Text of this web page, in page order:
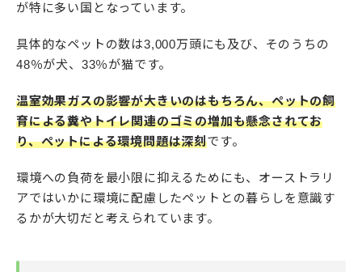
が特に多い国となっています。
具体的なペットの数は3,000万頭にも及び、そのうちの
48％が犬、33％が猫です。
温室効果ガスの影響が大きいのはもちろん、ペットの飼
育による糞やトイレ関連のゴミの増加も懸念されてお
り、ペットによる環境問題は深刻です。
環境への負荷を最小限に抑えるためにも、オーストラリ
アではいかに環境に配慮したペットとの暮らしを意識す
るかが大切だと考えられています。